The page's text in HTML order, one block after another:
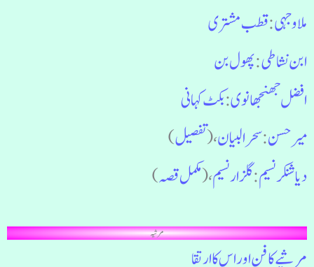
ملا وجہی:قطب مشتری
ابن نشاطی:پھول بن
افضل جھنجھانوی:بکٹ کہانی
میر حسن:سحرالبیان، (تفصیل)
دیاشنکر نسیم:گلزار نسیم، (مکمل قصہ)
مرثیہ
مرثیے کا فن اور اس کا ارتقا